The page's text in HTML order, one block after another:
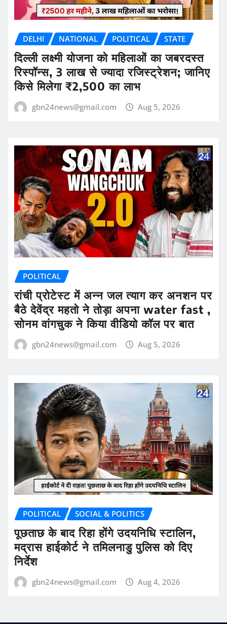
DELHI NATIONAL POLITICAL STATE
दिल्ली लक्ष्मी योजना को महिलाओं का जबरदस्त
रिस्पॉन्स, 3 लाख से ज्यादा रजिस्ट्रेशन; जानिए
किसे मिलेगा ₹2,500 का लाभ
gbn24news@gmail.com Aug 5, 2026
POLITICAL
रांची प्रोटेस्ट में अन्न जल त्याग कर अनशन पर
बैठे देवेंद्र महतो ने तोड़ा अपना water fast ,
सोनम वांगचुक ने किया वीडियो कॉल पर बात
gbn24news@gmail.com Aug 5, 2026
POLITICAL SOCIAL & POLITICS
पूछताछ के बाद रिहा होंगे उदयनिधि स्टालिन,
मद्रास हाईकोर्ट ने तमिलनाडु पुलिस को दिए
निर्देश
gbn24news@gmail.com Aug 4, 2026